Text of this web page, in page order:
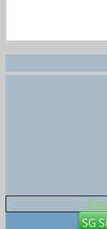
SG